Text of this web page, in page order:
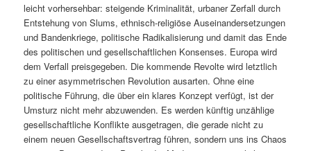
leicht vorhersehbar: steigende Kriminalität, urbaner Zerfall durch
Entstehung von Slums, ethnisch-religiöse Auseinandersetzungen
und Bandenkriege, politische Radikalisierung und damit das Ende
des politischen und gesellschaftlichen Konsenses. Europa wird
dem Verfall preisgegeben. Die kommende Revolte wird letztlich
zu einer asymmetrischen Revolution ausarten. Ohne eine
politische Führung, die über ein klares Konzept verfügt, ist der
Umsturz nicht mehr abzuwenden. Es werden künftig unzählige
gesellschaftliche Konflikte ausgetragen, die gerade nicht zu
einem neuen Gesellschaftsvertrag führen, sondern uns ins Chaos